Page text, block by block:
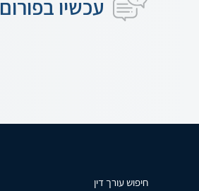
עכשיו בפורום
חיפוש עורך דין